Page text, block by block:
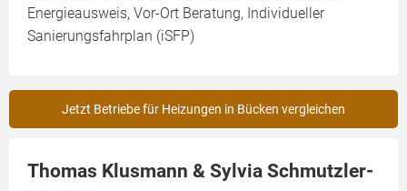
Energieausweis, Vor-Ort Beratung, Individueller
Sanierungsfahrplan (iSFP)
Jetzt Betriebe für Heizungen in Bücken vergleichen
Thomas Klusmann & Sylvia Schmutzler-